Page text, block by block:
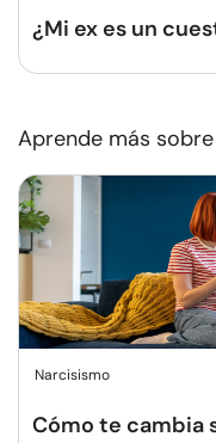
¿Mi ex es un
Aprende más
Narcisismo
Cómo te cambia